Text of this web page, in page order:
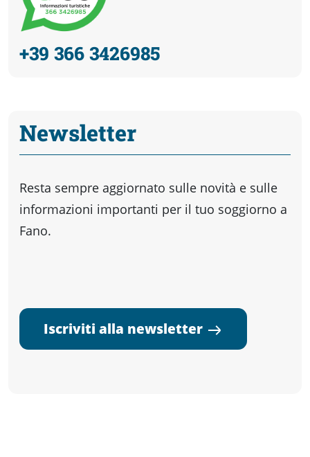
+39 366 3426985
Newsletter
Resta sempre aggiornato sulle novità e sulle
informazioni importanti per il tuo soggiorno a
Fano.
Iscriviti alla newsletter